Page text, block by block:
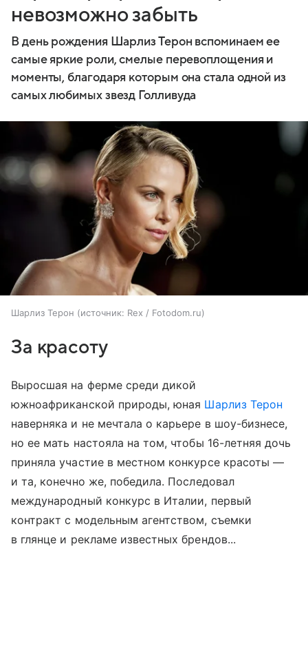
невозможно забыть
В день рождения Шарлиз Терон вспоминаем ее
самые яркие роли, смелые перевоплощения и
моменты, благодаря которым она стала одной из
самых любимых звезд Голливуда
Шарлиз Терон источник: Rex / Fotodom.ru
За красоту
Выросшая на ферме среди дикой
южноафриканской природы, юная Шарлиз Терон
наверняка и не мечтала о карьере в шоу-бизнесе,
но ее мать настояла на том, чтобы 16-летняя дочь
приняла участие в местном конкурсе красоты —
и та, конечно же, победила. Последовал
международный конкурс в Италии, первый
контракт с модельным агентством, съемки
в глянце и рекламе известных брендов...